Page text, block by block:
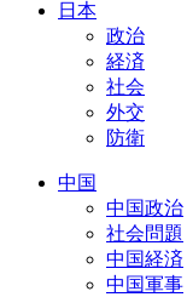
日本
政治
経済
社会
外交
防衛
中国
中国政治
社会問題
中国経済
中国軍事